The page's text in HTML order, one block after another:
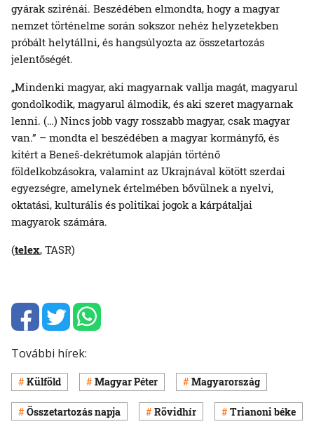
gyárak szirénái. Beszédében elmondta, hogy a magyar
nemzet történelme során sokszor nehéz helyzetekben
próbált helytállni, és hangsúlyozta az összetartozás
jelentőségét.
„Mindenki magyar, aki magyarnak vallja magát, magyarul
gondolkodik, magyarul álmodik, és aki szeret magyarnak
lenni. (…) Nincs jobb vagy rosszabb magyar, csak magyar
van.” – mondta el beszédében a magyar kormányfő, és
kitért a Beneš-dekrétumok alapján történő
földelkobzásokra, valamint az Ukrajnával kötött szerdai
egyezségre, amelynek értelmében bővülnek a nyelvi,
oktatási, kulturális és politikai jogok a kárpátaljai
magyarok számára.
(telex, TASR)
További hírek:
Külföld Magyar Péter Magyarország
Összetartozás napja Rövidhír Trianoni béke